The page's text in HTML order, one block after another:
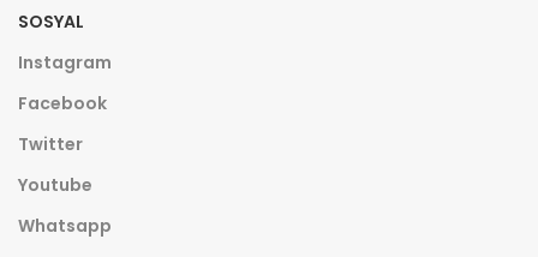
SOSYAL
Instagram
Facebook
Twitter
Youtube
Whatsapp